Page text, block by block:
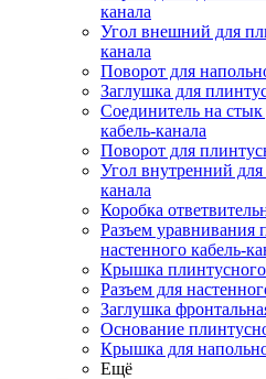
канала
Угол внешний для
канала
Поворот для
Заглушка для
Соединитель на
кабель-канала
Поворот для
Угол внутренний
канала
Коробка
Разъем уравнивания
настенного кабель-
Крышка плинтусного
Разъем для
Заглушка
Основание
Крышка для
Ещё